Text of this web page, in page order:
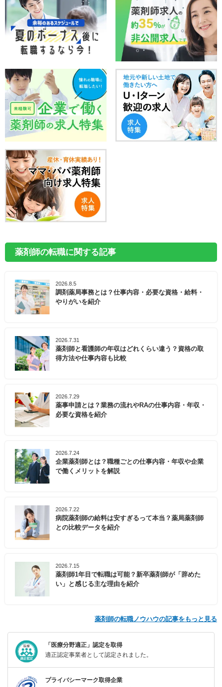
薬剤師の転職に関する記事
2026.8.5
調剤薬局事務とは？仕事内容・必要な資格・給料・
やりがいを紹介
2026.7.31
薬剤師と看護師の年収はどれくらい違う？資格の取
得方法や仕事内容も比較
2026.7.29
薬事申請とは？業務の流れやRAの仕事内容・年収・
必要な資格を紹介
2026.7.24
企業薬剤師とは？職種ごとの仕事内容・年収や企業
で働くメリットを解説
2026.7.22
病院薬剤師の給料は安すぎるって本当？薬局薬剤師
との比較データを紹介
2026.7.15
薬剤師1年目で転職は可能？新卒薬剤師が「辞めた
い」と感じる主な理由を紹介
薬剤師の転職ノウハウの記事をもっと見る
「医療分野適正」認定を取得
適正認定事業者として認定されました。
プライバシーマーク取得企業